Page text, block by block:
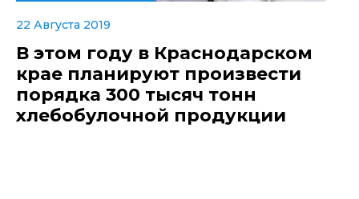
22 Августа 2019
В этом году в Краснодарском
крае планируют произвести
порядка 300 тысяч тонн
хлебобулочной продукции